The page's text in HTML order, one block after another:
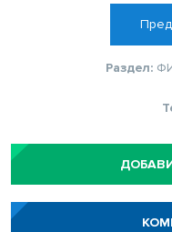
Раздел: